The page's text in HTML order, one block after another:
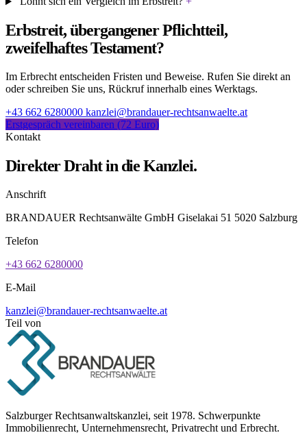
Erbstreit, übergangener Pflichtteil,
zweifelhaftes Testament?
Im Erbrecht entscheiden Fristen und Beweise. Rufen Sie direkt an
oder schreiben Sie uns, Rückruf innerhalb eines Werktags.
+43 662 6280000 kanzlei@brandauer-rechtsanwaelte.at
Erstgespräch vereinbaren (72 Euro)
Kontakt
Direkter Draht in die Kanzlei.
Anschrift
BRANDAUER Rechtsanwälte GmbH Giselakai 51 5020 Salzburg
Telefon
+43 662 6280000
E-Mail
kanzlei@brandauer-rechtsanwaelte.at
Teil von
Salzburger Rechtsanwaltskanzlei, seit 1978. Schwerpunkte
Immobilienrecht, Unternehmensrecht, Privatrecht und Erbrecht.